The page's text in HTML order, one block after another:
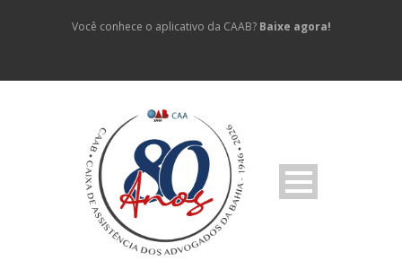
Você conhece o aplicativo da CAAB? Baixe agora!